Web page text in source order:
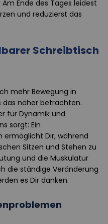
Ende des Tages leidest
und reduzierst das
Schreibtisch
mehr Bewegung in
das näher betrachten.
für Dynamik und
sorgt: Ein
ermöglicht Dir, während
Sitzen und Stehen zu
und die Muskulatur
die ständige Veränderung
es Dir danken.